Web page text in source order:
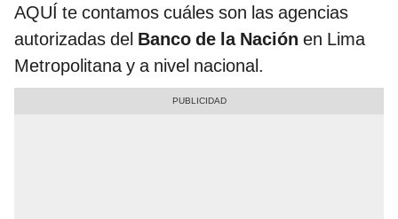
AQUÍ te contamos cuáles son las agencias
autorizadas del Banco de la Nación en Lima
Metropolitana y a nivel nacional.